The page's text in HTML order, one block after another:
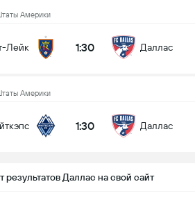
Америки
Лейк 1:30 Даллас
Америки
1:30 Даллас
результатов Даллас на свой сайт
Cup
Даллас
в матче (2.5)